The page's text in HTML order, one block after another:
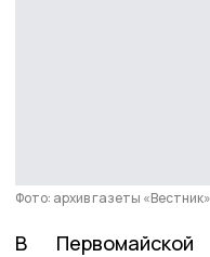
Фото: архив газеты «Вестник»
В Первомайской